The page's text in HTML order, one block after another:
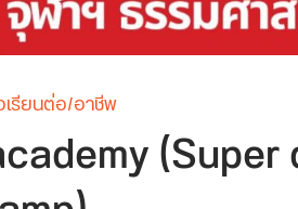
เรียนต่อ/อาชีพ
(Super